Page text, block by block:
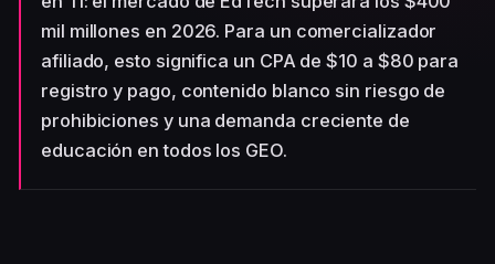
mil millones en 2026. Para un comercializador
afiliado, esto significa un CPA de $10 a $80 para
registro y pago, contenido blanco sin riesgo de
prohibiciones y una demanda creciente de
educación en todos los GEO.